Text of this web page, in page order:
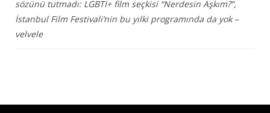
sözünü tutmadı: LGBTİ+ film seçkisi “Nerdesin Aşkım?”,
İstanbul Film Festivali’nin bu yılki programında da yok –
velvele